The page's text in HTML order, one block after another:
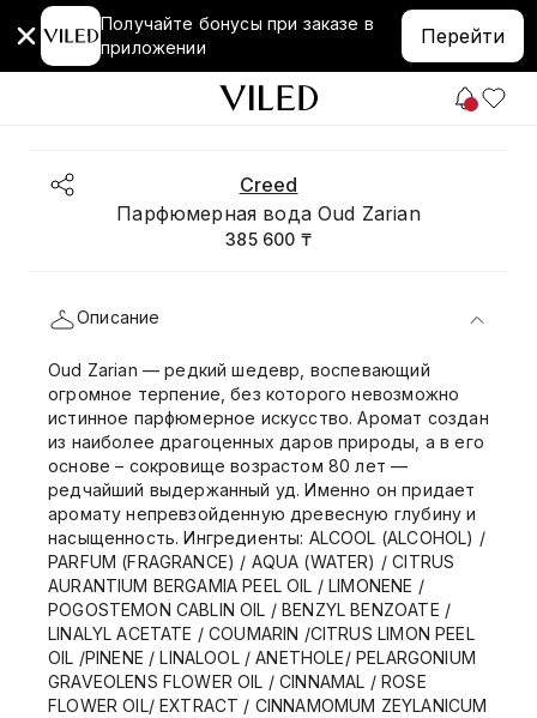
Получайте бонусы при заказе в
приложении
Перейти
Creed
Парфюмерная вода Oud Zarian
385 600 ₸
Описание
Oud Zarian — редкий шедевр, воспевающий
огромное терпение, без которого невозможно
истинное парфюмерное искусство. Аромат создан
из наиболее драгоценных даров природы, а в его
основе – сокровище возрастом 80 лет —
редчайший выдержанный уд. Именно он придает
аромату непревзойденную древесную глубину и
насыщенность. Ингредиенты: ALCOOL (ALCOHOL) /
PARFUM (FRAGRANCE) / AQUA (WATER) / CITRUS
AURANTIUM BERGAMIA PEEL OIL / LIMONENE /
POGOSTEMON CABLIN OIL / BENZYL BENZOATE /
LINALYL ACETATE / COUMARIN /CITRUS LIMON PEEL
OIL /PINENE / LINALOOL / ANETHOLE/ PELARGONIUM
GRAVEOLENS FLOWER OIL / CINNAMAL / ROSE
FLOWER OIL/ EXTRACT / CINNAMOMUM ZEYLANICUM